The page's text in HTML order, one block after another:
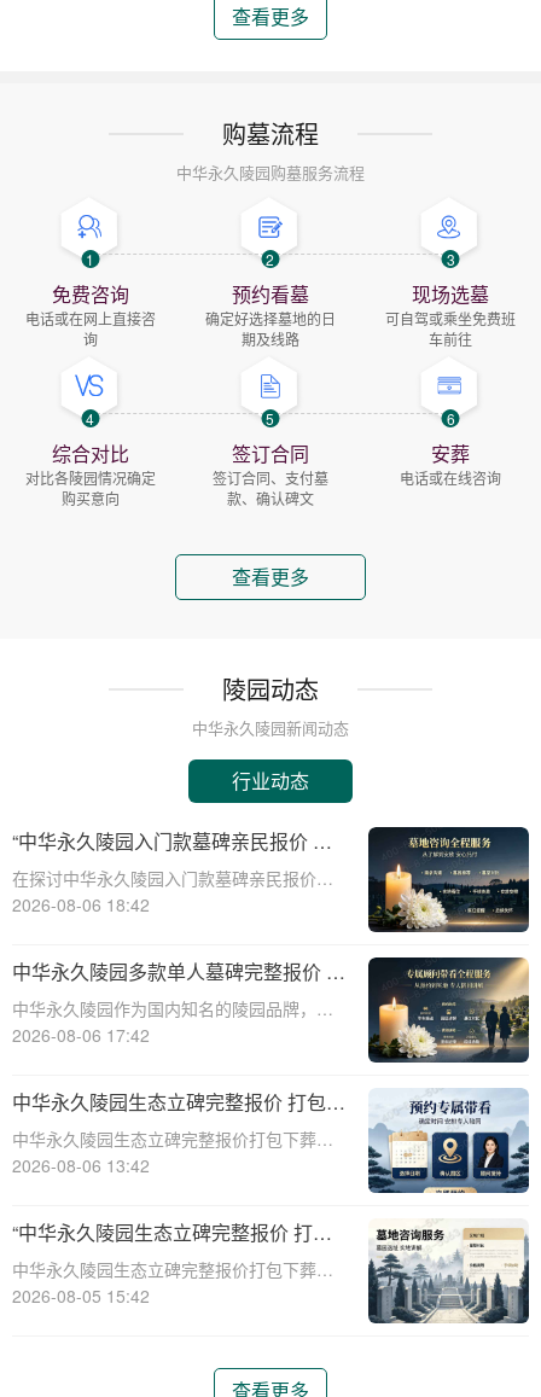
查看更多
购墓流程
中华永久陵园购墓服务流程
1
免费咨询
电话或在网上直接咨
询
2
预约看墓
确定好选择墓地的日
期及线路
3
现场选墓
可自驾或乘坐免费班
车前往
4
综合对比
对比各陵园情况确定
购买意向
5
签订合同
签订合同、支付墓
款、确认碑文
6
安葬
电话或在线咨询
查看更多
陵园动态
中华永久陵园新闻动态
行业动态
“中华永久陵园入门款墓碑亲民报价 一
次性付清享折上折：超值优惠与便捷选
择的完美结合”
在探讨中华永久陵园入门款墓碑亲民报价这
一主题时，我们首先需要理解墓碑选择的重
对逝者的纪念，也是对生者情感的寄托。因
此，选择一款既符合预算又具有纪念意义的
墓碑显得尤
2026-08-06 18:42
中华永久陵园多款单人墓碑完整报价 淡
季下单直降数千元详解
中华永久陵园作为国内知名的陵园品牌，提
供多种单人墓碑选择，满足不同客户的需
墓碑的完整报价，并解释淡季下单直降数千
元的优惠政策，帮助消费者做出明智的选
择。☎ 中华永
2026-08-06 17:42
中华永久陵园生态立碑完整报价 打包下
葬服务同步享折扣详解
中华永久陵园生态立碑完整报价打包下葬服
务同步享折扣详解☎ 中华永久陵园电话:400-
的规划越来越重视。中华永久陵园作为国内
知名的陵园品牌，提供了一系列生
2026-08-06 13:42
“中华永久陵园生态立碑完整报价 打包
下葬服务同步享折扣：全方位福利解析
与专属优惠”
中华永久陵园生态立碑完整报价打包下葬服
务同步享折扣：全方位福利解析与专属优惠
式有了更多的选择。中华永久陵园作
2026-08-05 15:42
查看更多